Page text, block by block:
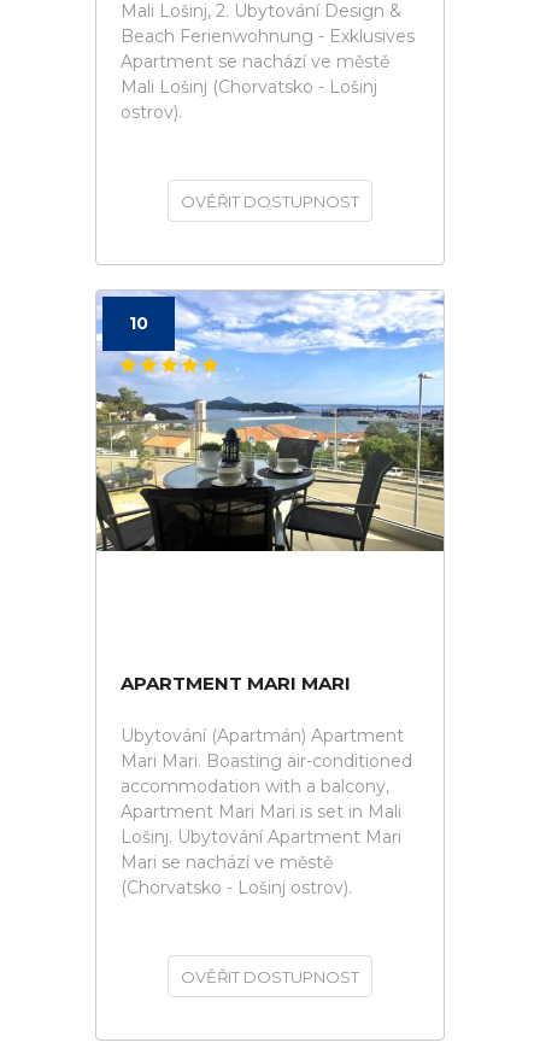
Mali Lošinj, 2. Ubytování Design &
Beach Ferienwohnung - Exklusives
Apartment se nachází ve městě
Mali Lošinj (Chorvatsko - Lošinj
ostrov).
OVĚŘIT DOSTUPNOST
10
APARTMENT MARI MARI
Ubytování (Apartmán) Apartment
Mari Mari. Boasting air-conditioned
accommodation with a balcony,
Apartment Mari Mari is set in Mali
Lošinj. Ubytování Apartment Mari
Mari se nachází ve městě
(Chorvatsko - Lošinj ostrov).
OVĚŘIT DOSTUPNOST